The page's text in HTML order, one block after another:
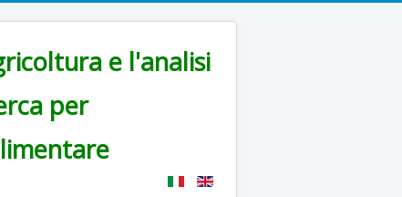
e l'analisi
per